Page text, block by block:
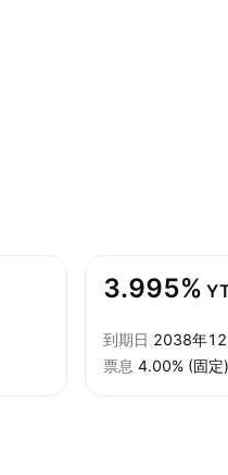
3.995%
到期日 2038年
票息 4.00% (固定)